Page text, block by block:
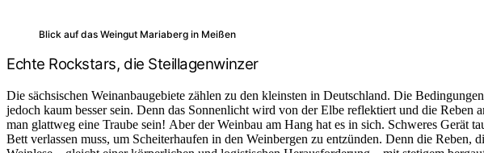
Blick auf das Weingut Mariaberg in Meißen
Echte Rockstars, die Steillagenwinzer
Die sächsischen Weinanbaugebiete zählen zu den kleinsten in Deutschland. Die
jedoch kaum besser sein. Denn das Sonnenlicht wird von der Elbe reflektiert und die Reben
man glattweg eine Traube sein! Aber der Weinbau am Hang hat es in sich. Schweres
Bett verlassen muss, um Scheiterhaufen in den Weinbergen zu entzünden. Denn die